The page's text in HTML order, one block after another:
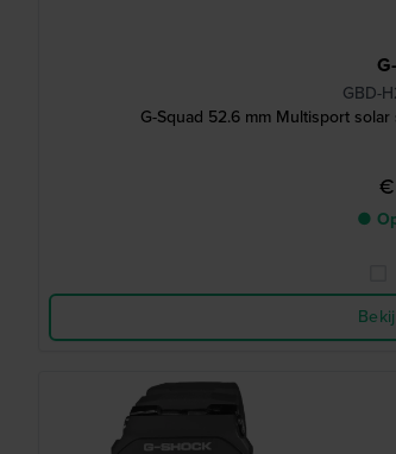
GBD-
G-Squad 52.6 mm Multisport
●